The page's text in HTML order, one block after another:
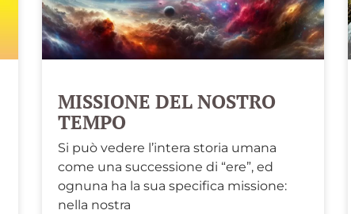
MISSIONE DEL NOSTRO
TEMPO
Si può vedere l’intera storia umana
come una successione di “ere”, ed
ognuna ha la sua specifica missione:
nella nostra